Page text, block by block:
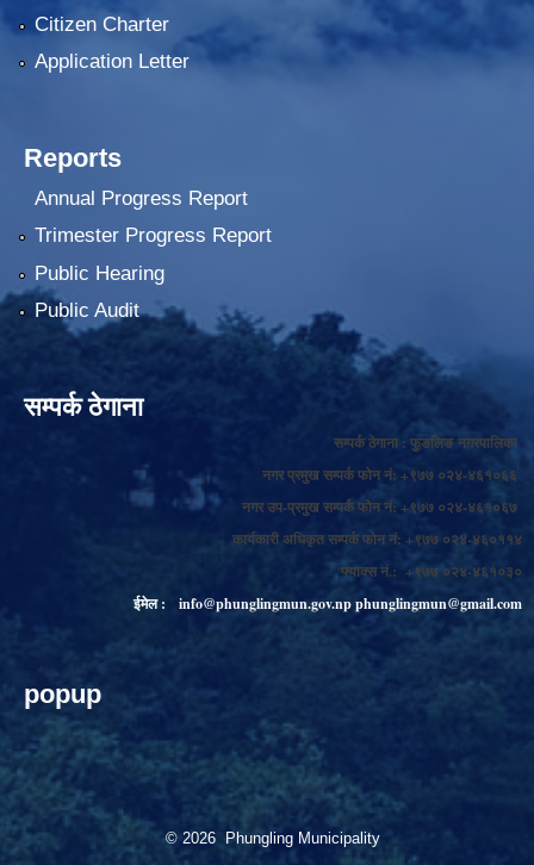
Citizen Charter
Application Letter
Reports
Annual Progress Report
Trimester Progress Report
Public Hearing
Public Audit
सम्पर्क ठेगाना
सम्पर्क ठेगाना : फुङलिङ नगरपालिका
नगर प्रमुख सम्पर्क फोन नं: +९७७ ०२४-४६१०६६
नगर उप-प्रमुख सम्पर्क फोन नं: +९७७ ०२४-४६१०६७
कार्यकारी अधिकृत सम्पर्क फोन नं: +९७७ ०२४-४६०११४
फ्याक्स नं.: +९७७ ०२४-४६१०३०
ईमेल :
info@phunglingmun.gov.npphunglingmun@gmail.com
popup
© 2026 Phungling Municipality